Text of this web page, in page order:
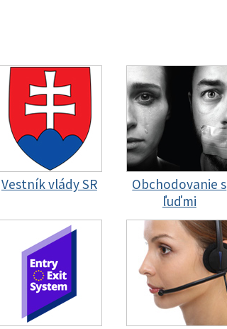
Vestník vlády SR
Obchodovanie s
ľuďmi